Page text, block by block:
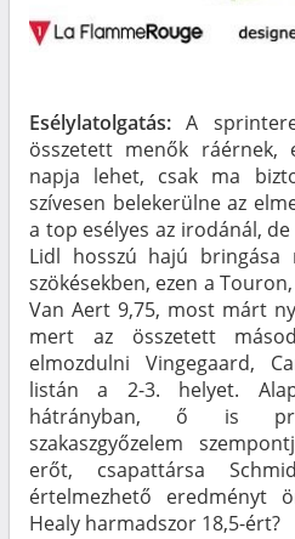
Esélylatolgatás:A
összetett menők ráérnek,
napja lehet, csak ma
szívesen belekerülne az
a top esélyes az irodánál,
Lidl hosszú hajú bringása
szökésekben, ezen a
Van Aert 9,75, most márt
mert az összetett
elmozdulni Vingegaard,
listán a 2-3. helyet.
hátrányban, ő is
szakaszgyőzelem
erőt, csapattársa
értelmezhető eredményt
Healy harmadszor 18,5-ért?